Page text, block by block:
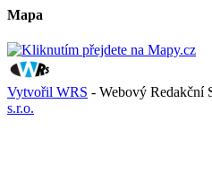
Mapa
Vytvořil WRS - Webový Redakční
s.r.o.